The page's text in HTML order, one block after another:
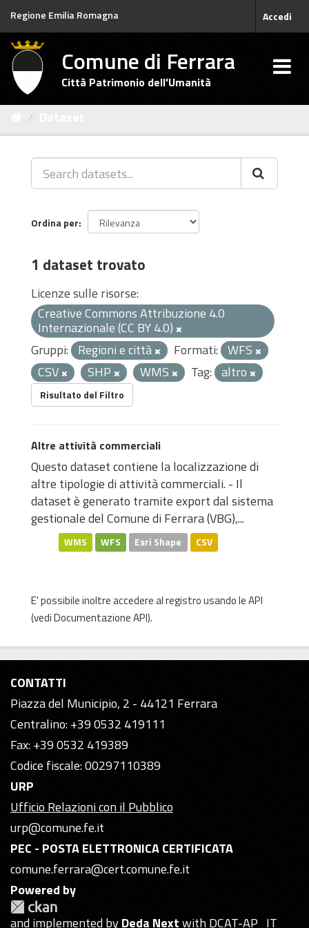
Salta
contenuto
Regione Emilia Romagna Accedi
Comune di Ferrara
Città Patrimonio dell'Umanità
Ordina per
1 dataset trovato
Licenze sulle risorse:
Creative Commons Attribuzione 4.0
Internazionale (CC BY 4.0)
Gruppi: Regioni e città Formati: WFS
CSV
SHP WMS Tag: altro
Risultato del Filtro
Altre attività commerciali
Questo dataset contiene la localizzazione di
altre tipologie di attività commerciali. - Il
dataset è generato tramite export dal sistema
gestionale del Comune di Ferrara (VBG),...
WMS WFS Esri Shape CSV
E' possibile inoltre accedere al registro usando leAPI
(vediDocumentazione API).
CONTATTI
Piazza del Municipio, 2 - 44121 Ferrara
Centralino: +39 0532 419111
Fax: +39 0532 419389
Codice fiscale: 00297110389
URP
Ufficio Relazioni con il Pubblico
urp@comune.fe.it
PEC - POSTA ELETTRONICA CERTIFICATA
comune.ferrara@cert.comune.fe.it
Powered by
and implemented byDeda Nextwith DCAT-AP_IT